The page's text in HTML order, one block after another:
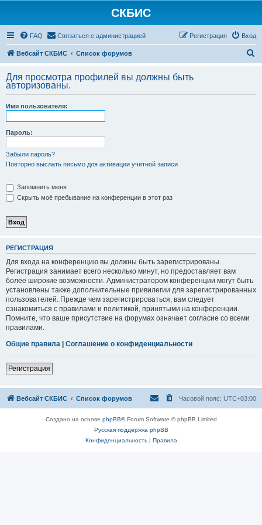
СКБИС
FAQ Связаться с администрацией Вход
Регистрация
Вебсайт СКБИС Список форумов
с
Для просмотра профилей вы должны быть
авторизованы.
Имя пользователя:
Пароль:
Забыли пароль?
Повторно выслать письмо для активации учётной записи
Запомнить меня
Скрыть моё пребывание на конференции в этот раз
РЕГИСТРАЦИЯ
Для входа на конференцию вы должны быть зарегистрированы.
Регистрация занимает всего несколько минут, но предоставляет вам
более широкие возможности. Администратором конференции могут быть
установлены также дополнительные привилегии для зарегистрированных
пользователей. Прежде чем зарегистрироваться, вам следует
ознакомиться с правилами и политикой, принятыми на конференции.
Помните, что ваше присутствие на форумах означает согласие со всеми
правилами.
Общие правила | Соглашение о конфиденциальности
Регистрация
Вебсайт СКБИС Список форумов Часовой пояс: UTC+03:00
Создано на основе phpBB® Forum Software © phpBB Limited
Русская поддержка phpBB
Конфиденциальность| Правила